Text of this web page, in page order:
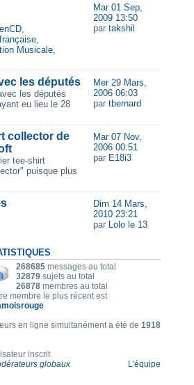
,
,
Musicale,
Mar 01 Sep,
2009 13:50
par takshil
les députés
les députés
eu lieu le 28
Mer 29 Mars,
2006 06:03
par tbernard
collector de
tee-shirt
puisque plus
Mar 07 Nov,
2006 00:51
par E18i3
Dim 14 Mars,
2010 23:21
par Lolo le 13
268685 messages au total
32879 sujets au total
26878 membres au total
membre le plus récent est
en ligne simultanément a été de 1918
inscrit
globaux L’équipe